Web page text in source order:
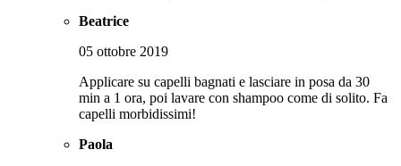
Beatrice
05 ottobre 2019
Applicare su capelli bagnati e lasciare in posa da 30
min a 1 ora, poi lavare con shampoo come di solito. Fa
capelli morbidissimi!
Paola